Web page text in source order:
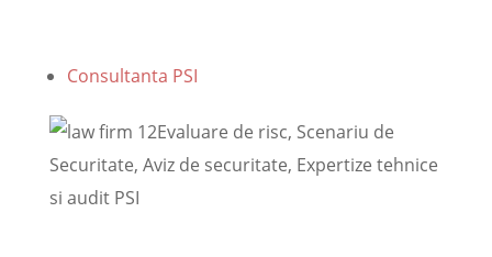
Consultanta PSI
Evaluare de risc, Scenariu de
Securitate, Aviz de securitate, Expertize tehnice
si audit PSI